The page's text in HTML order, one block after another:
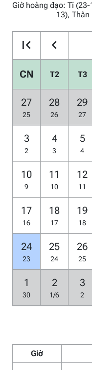
Giờ hoàng đạo: Tí
13),
CN T2 T3
27
25
28
26
29
27
3
2
4
3
5
4
10
9
11
10
12
11
17
16
18
17
19
18
24
23
25
24
26
25
1
30
2
1/6
3
2
Giờ